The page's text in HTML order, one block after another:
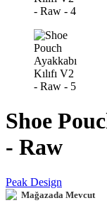
Shoe
- Raw
Peak Design
Mağazada Mevcut